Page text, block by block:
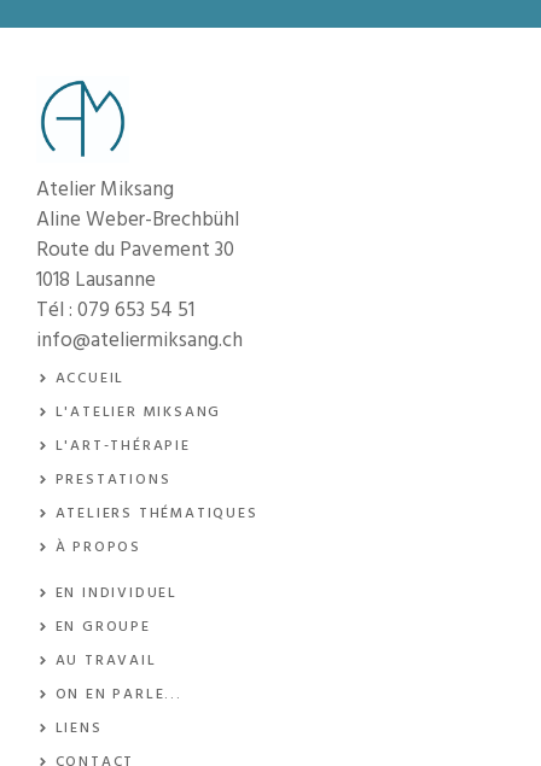
Atelier Miksang
Aline Weber-Brechbühl
Route du Pavement 30
1018 Lausanne
Tél :079 653 54 51
info@ateliermiksang.ch
ACCUEIL
L'ATELIER MIKSANG
L'ART-THÉRAPIE
PRESTATIONS
ATELIERS THÉMATIQUES
À PROPOS
EN INDIVIDUEL
EN GROUPE
AU TRAVAIL
ON EN PARLE...
LIENS